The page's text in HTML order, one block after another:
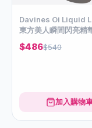
Davines Oi Liquid
東方美人瞬間閃亮精
300ml
$486$540
加入購物